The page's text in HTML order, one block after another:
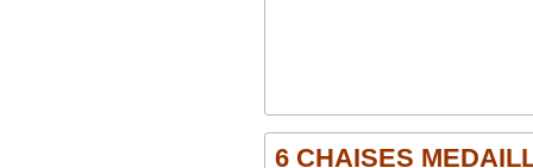
6 CHAISES